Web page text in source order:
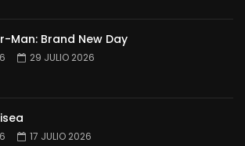
Man: Brand New Day
29 JULIO 2026
17 JULIO 2026